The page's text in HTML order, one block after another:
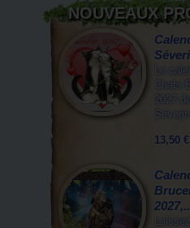
NOUVEAUX
Le
Chats
2027 de
13,50 €